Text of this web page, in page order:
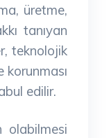
üretme,
tanıyan
teknolojik
korunması
edilir.
olabilmesi